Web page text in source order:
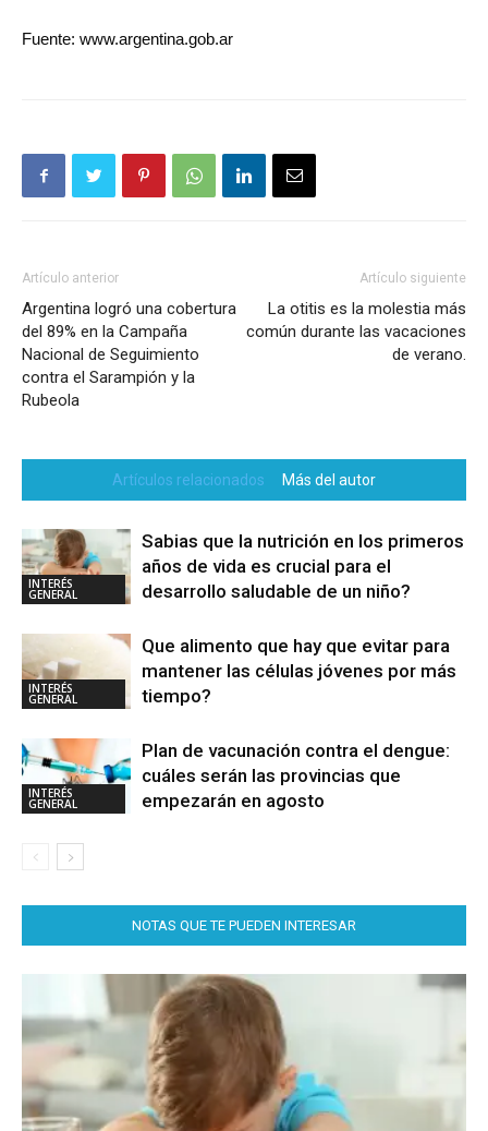
Fuente: www.argentina.gob.ar
Artículo anterior
Argentina logró una cobertura
del 89% en la Campaña
Nacional de Seguimiento
contra el Sarampión y la
Rubeola
Artículo siguiente
La otitis es la molestia más
común durante las vacaciones
de verano.
Artículos relacionados Más del autor
INTERÉS
GENERAL
Sabias que la nutrición en los primeros
años de vida es crucial para el
desarrollo saludable de un niño?
INTERÉS
GENERAL
Que alimento que hay que evitar para
mantener las células jóvenes por más
tiempo?
INTERÉS
GENERAL
Plan de vacunación contra el dengue:
cuáles serán las provincias que
empezarán en agosto
NOTAS QUE TE PUEDEN INTERESAR